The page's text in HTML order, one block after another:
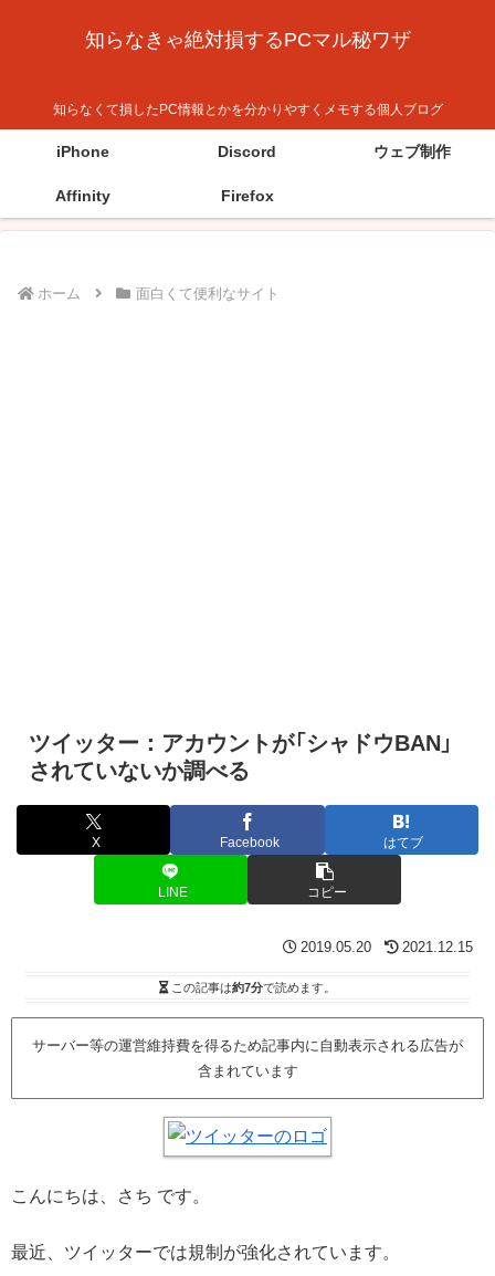
知らなきゃ絶対損するPCマル秘ワザ
知らなくて損したPC情報とかを分かりやすくメモする個人ブログ
iPhone Discord ウェブ制作
Affinity Firefox
ホーム 面白くて便利なサイト
ツイッター：アカウントが「シャドウBAN」
されていないか調べる
X Facebook はてブ
LINE コピー
2019.05.20 2021.12.15
この記事は約7分で読めます。
サーバー等の運営維持費を得るため記事内に自動表示される広告が
含まれています
こんにちは、さち です。
最近、ツイッターでは規制が強化されています。